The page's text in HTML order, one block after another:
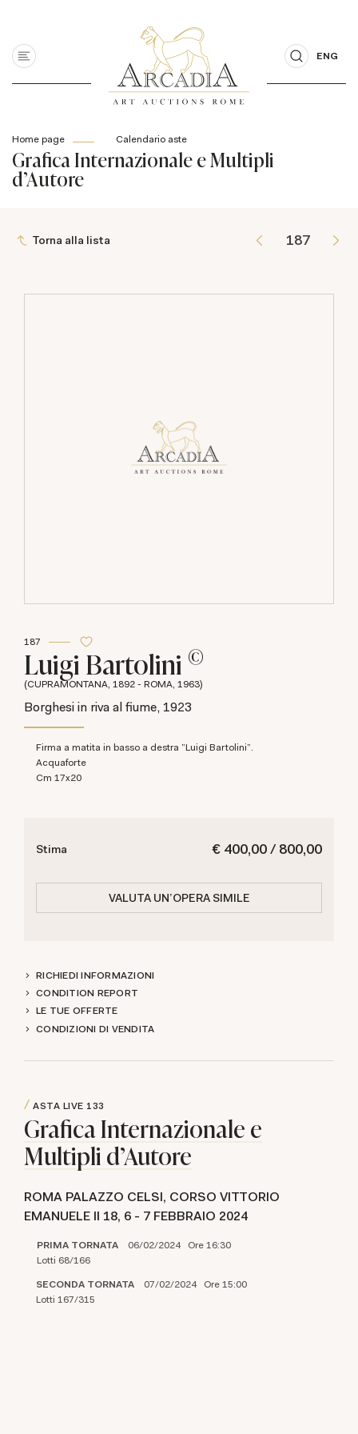
ENG
Home page Calendario aste
Grafica Internazionale e Multipli
d'Autore
Torna alla lista
187
Luigi Bartolini ©
(CUPRAMONTANA, 1892 - ROMA, 1963)
Borghesi in riva al fiume, 1923
Firma a matita in basso a destra "Luigi Bartolini".
Acquaforte
cm 17x20
€ 400,00 / 800,00
Stima
VALUTA UN'OPERA SIMILE
RICHIEDI INFORMAZIONI
CONDITION REPORT
LE TUE OFFERTE
CONDIZIONI DI VENDITA
ASTA LIVE 133
Grafica Internazionale e
Multipli d'Autore
ROMA PALAZZO CELSI, CORSO VITTORIO
EMANUELE II 18, 6 - 7 FEBBRAIO 2024
PRIMA TORNATA 06/02/2024 Ore 16:30
Lotti 68/166
SECONDA TORNATA 07/02/2024 Ore 15:00
Lotti 167/315